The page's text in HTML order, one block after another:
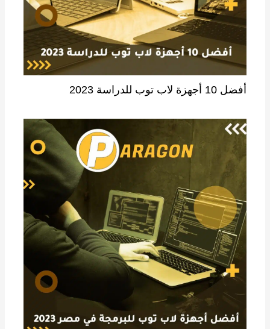
أفضل 10 أجهزة لاب توب للدراسة 2023